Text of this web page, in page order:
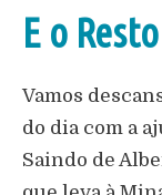
E o
Vamos
do dia com a
Saindo de